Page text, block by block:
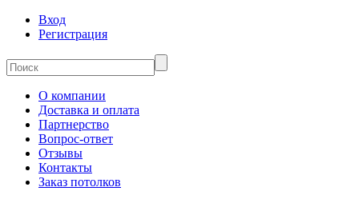
Вход
Регистрация
О компании
Доставка и оплата
Партнерство
Вопрос-ответ
Отзывы
Контакты
Заказ потолков